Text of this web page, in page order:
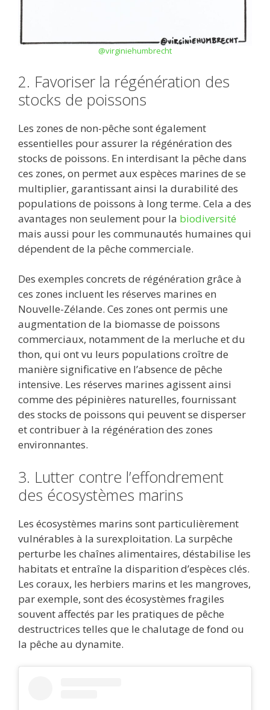
@virginiehumbrecht
2. Favoriser la régénération des
stocks de poissons
Les zones de non-pêche sont également
essentielles pour assurer la régénération des
stocks de poissons. En interdisant la pêche dans
ces zones, on permet aux espèces marines de se
multiplier, garantissant ainsi la durabilité des
populations de poissons à long terme. Cela a des
avantages non seulement pour la biodiversité
mais aussi pour les communautés humaines qui
dépendent de la pêche commerciale.
Des exemples concrets de régénération grâce à
ces zones incluent les réserves marines en
Nouvelle-Zélande. Ces zones ont permis une
augmentation de la biomasse de poissons
commerciaux, notamment de la merluche et du
thon, qui ont vu leurs populations croître de
manière significative en l’absence de pêche
intensive. Les réserves marines agissent ainsi
comme des pépinières naturelles, fournissant
des stocks de poissons qui peuvent se disperser
et contribuer à la régénération des zones
environnantes.
3. Lutter contre l’effondrement
des écosystèmes marins
Les écosystèmes marins sont particulièrement
vulnérables à la surexploitation. La surpêche
perturbe les chaînes alimentaires, déstabilise les
habitats et entraîne la disparition d’espèces clés.
Les coraux, les herbiers marins et les mangroves,
par exemple, sont des écosystèmes fragiles
souvent affectés par les pratiques de pêche
destructrices telles que le chalutage de fond ou
la pêche au dynamite.